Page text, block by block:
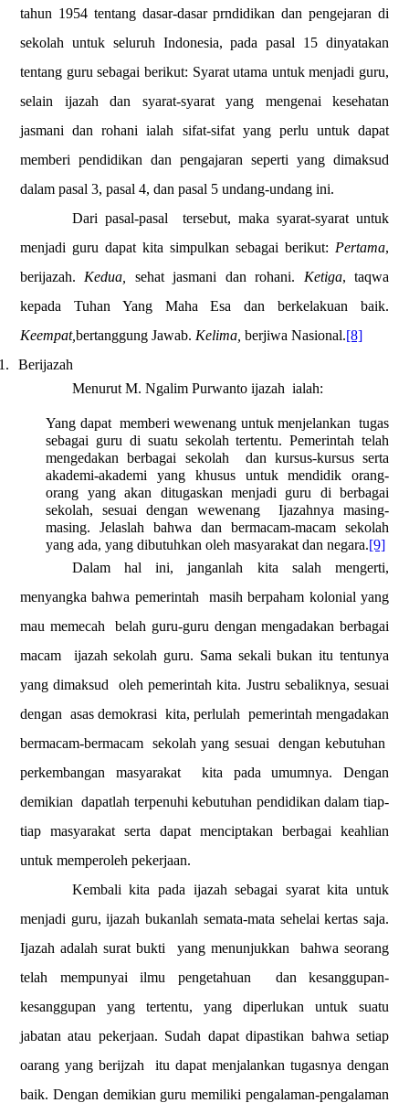
tahun 1954 tentang dasar-dasar prndidikan dan pengejaran di
sekolah untuk seluruh Indonesia, pada pasal 15 dinyatakan
tentang guru sebagai berikut: Syarat utama untuk menjadi guru,
selain ijazah dan syarat-syarat yang mengenai kesehatan
jasmani dan rohani ialah sifat-sifat yang perlu untuk dapat
memberi pendidikan dan pengajaran seperti yang dimaksud
dalam pasal 3, pasal 4, dan pasal 5 undang-undang ini.
Dari pasal-pasal
tersebut, maka syarat-syarat untuk
menjadi guru dapat kita simpulkan sebagai berikut: Pertama,
berijazah. Kedua, sehat jasmani dan rohani. Ketiga, taqwa
kepada Tuhan Yang Maha Esa dan berkelakuan baik.
Keempat,bertanggung Jawab. Kelima, berjiwa Nasional.[8]
Berijazah
Menurut M. Ngalim Purwantoijazah ialah:
Yang dapat memberi wewenang untuk menjelankan tugas
sebagai guru di suatu sekolah tertentu. Pemerintah telah
mengedakan berbagai sekolah
dan kursus-kursus serta
akademi-akademi yang khusus untuk mendidik orang-
orang yang akan ditugaskan menjadi guru di berbagai
sekolah, sesuai dengan wewenang
Ijazahnya masing-
masing. Jelaslah bahwa dan bermacam-macam sekolah
yang ada, yang dibutuhkan oleh masyarakat dan negara.[9]
Dalam hal ini, janganlah kita salah mengerti,
menyangka bahwa pemerintah
masih berpaham kolonial yang
mau memecah
belah guru-guru dengan mengadakan berbagai
macam
ijazah sekolah guru. Sama sekali bukan itu tentunya
yang dimaksud
oleh pemerintah kita. Justru sebaliknya, sesuai
dengan asas demokrasi kita, perlulah pemerintah mengadakan
bermacam-bermacam
sekolah yang sesuai
dengan kebutuhan
perkembangan masyarakat
kita pada umumnya. Dengan
demikian dapatlah terpenuhi kebutuhan pendidikan dalam tiap-
tiap masyarakat serta dapat menciptakan berbagai keahlian
untuk memperoleh pekerjaan.
Kembali kita pada ijazah sebagai syarat kita untuk
menjadi guru, ijazah bukanlah semata-mata sehelai kertas saja.
Ijazah adalah surat bukti
yang menunjukkan
bahwa seorang
telah mempunyai ilmu pengetahuan
dan kesanggupan-
kesanggupan yang tertentu, yang diperlukan untuk suatu
jabatan atau pekerjaan. Sudah dapat dipastikan bahwa setiap
oarang yang berijzah
itu dapat menjalankan tugasnya dengan
baik. Dengan demikian guru memiliki pengalaman-pengalaman